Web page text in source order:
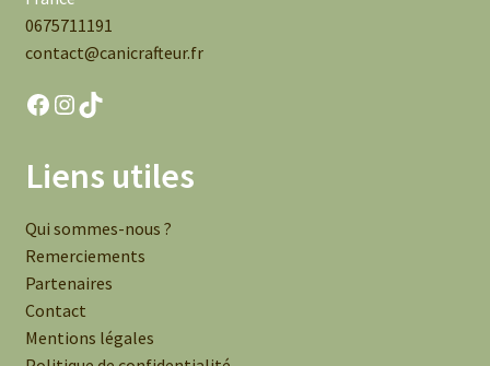
0675711191
contact@canicrafteur.fr
Facebook
Instagram
TikTok
Liens utiles
Qui sommes-nous ?
Remerciements
Partenaires
Contact
Mentions légales